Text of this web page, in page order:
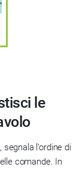
le
l’ordine di
comande. In